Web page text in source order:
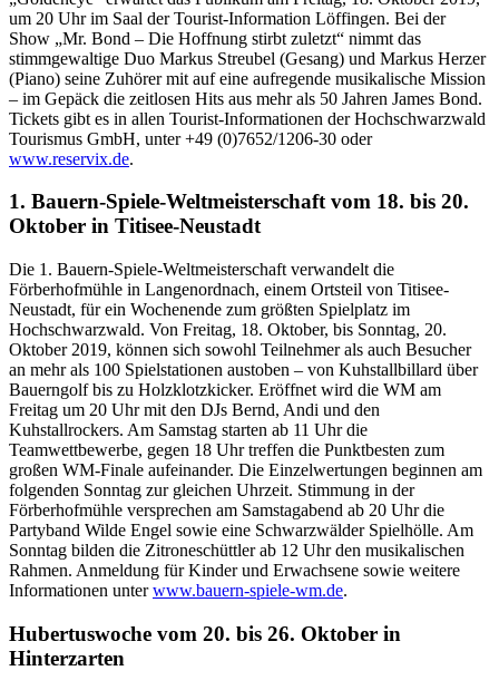
um 20 Uhr im Saal der Tourist-Information Löffingen. Bei der
Show „Mr. Bond – Die Hoffnung stirbt zuletzt“ nimmt das
stimmgewaltige Duo Markus Streubel (Gesang) und Markus Herzer
(Piano) seine Zuhörer mit auf eine aufregende musikalische Mission
– im Gepäck die zeitlosen Hits aus mehr als 50 Jahren James Bond.
Tickets gibt es in allen Tourist-Informationen der Hochschwarzwald
Tourismus GmbH, unter +49 (0)7652/1206-30 oder
www.reservix.de.
1. Bauern-Spiele-Weltmeisterschaft vom 18. bis 20.
Oktober in Titisee-Neustadt
Die 1. Bauern-Spiele-Weltmeisterschaft verwandelt die
Förberhofmühle in Langenordnach, einem Ortsteil von Titisee-
Neustadt, für ein Wochenende zum größten Spielplatz im
Hochschwarzwald. Von Freitag, 18. Oktober, bis Sonntag, 20.
Oktober 2019, können sich sowohl Teilnehmer als auch Besucher
an mehr als 100 Spielstationen austoben – von Kuhstallbillard über
Bauerngolf bis zu Holzklotzkicker. Eröffnet wird die WM am
Freitag um 20 Uhr mit den DJs Bernd, Andi und den
Kuhstallrockers. Am Samstag starten ab 11 Uhr die
Teamwettbewerbe, gegen 18 Uhr treffen die Punktbesten zum
großen WM-Finale aufeinander. Die Einzelwertungen beginnen am
folgenden Sonntag zur gleichen Uhrzeit. Stimmung in der
Förberhofmühle versprechen am Samstagabend ab 20 Uhr die
Partyband Wilde Engel sowie eine Schwarzwälder Spielhölle. Am
Sonntag bilden die Zitroneschüttler ab 12 Uhr den musikalischen
Rahmen. Anmeldung für Kinder und Erwachsene sowie weitere
Informationen unterwww.bauern-spiele-wm.de.
Hubertuswoche vom 20. bis 26. Oktober in
Hinterzarten